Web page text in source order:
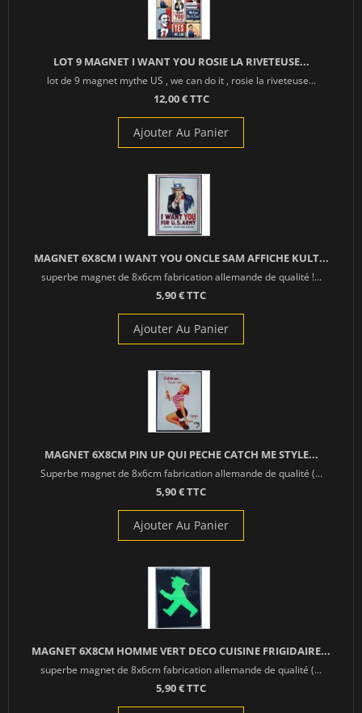
LOT 9 MAGNET I WANT YOU ROSIE LA RIVETEUSE...
lot de 9 magnet mythe US , we can do it , rosie la riveteuse...
12,00 € TTC
Ajouter Au Panier
MAGNET 6X8CM I WANT YOU ONCLE SAM AFFICHE KULT...
superbe magnet de 8x6cm fabrication allemande de qualité !...
5,90 € TTC
Ajouter Au Panier
MAGNET 6X8CM PIN UP QUI PECHE CATCH ME STYLE...
Superbe magnet de 8x6cm fabrication allemande de qualité (...
5,90 € TTC
Ajouter Au Panier
MAGNET 6X8CM HOMME VERT DECO CUISINE FRIGIDAIRE...
superbe magnet de 8x6cm fabrication allemande de qualité (...
5,90 € TTC